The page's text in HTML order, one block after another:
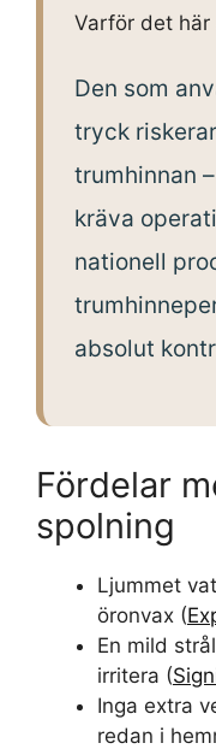
Varför det här
Den som
tryck
trumhinnan
kräva
nationell
absolut
Fördelar
spolning
Ljummet
öronvax (
En mild
irritera (
Inga extra
redan i